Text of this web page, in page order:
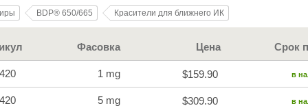
BDP® 650/665 Красители для ближнего ИК
Фасовка Цена Срок
1 mg $159.90 в
5 mg $309.90 в